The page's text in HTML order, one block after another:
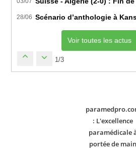
28/06 Scénario d’anthologie à
Voir toutes les actus
1/3
: L'excellence
paramédicale
portée de main